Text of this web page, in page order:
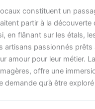
constituent un
partir à la découverte
en flânant sur les étals,
artisans passionnés prêts
amour pour leur métier.
offre une
demande qu’à être